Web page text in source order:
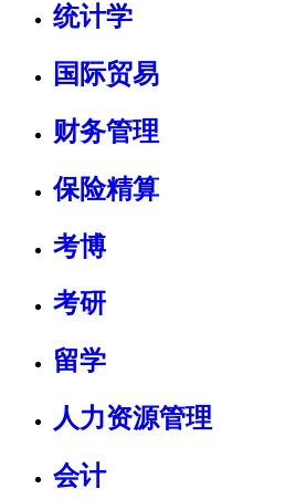
统计学
国际贸易
财务管理
保险精算
考博
考研
留学
人力资源管理
会计